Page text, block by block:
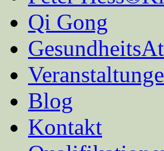
Qi Gong
Blog
Kontakt